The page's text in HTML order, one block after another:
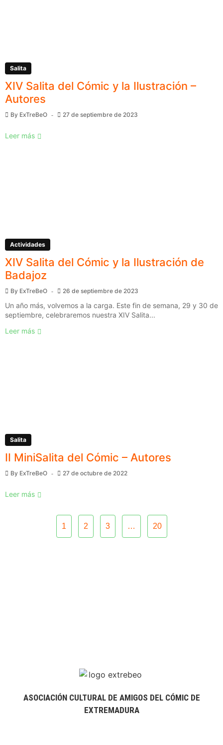
Salita
XIV Salita del Cómic y la Ilustración –
Autores
By ExTreBeO 27 de septiembre de 2023
Leer más
Actividades
XIV Salita del Cómic y la Ilustración de
Badajoz
By ExTreBeO 26 de septiembre de 2023
Un año más, volvemos a la carga. Este fin de semana, 29 y 30 de
septiembre, celebraremos nuestra XIV Salita...
Leer más
Salita
II MiniSalita del Cómic – Autores
By ExTreBeO 27 de octubre de 2022
Leer más
1 2 3 … 20
ASOCIACIÓN CULTURAL DE AMIGOS DEL CÓMIC DE
EXTREMADURA